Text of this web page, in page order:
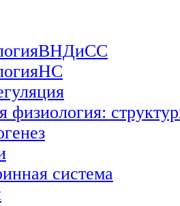
физиология:
система